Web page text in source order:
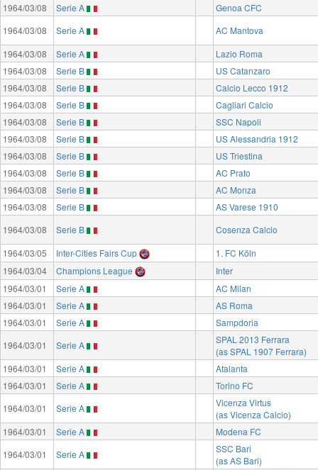
1964/03/08
Serie A
Genoa CFC
1964/03/08
Serie A
AC Mantova
1964/03/08
Serie A
Lazio Roma
1964/03/08
Serie B
US Catanzaro
1964/03/08
Serie B
Calcio Lecco 1912
1964/03/08
Serie B
Cagliari Calcio
1964/03/08
Serie B
SSC Napoli
1964/03/08
Serie B
US Alessandria 1912
1964/03/08
Serie B
US Triestina
1964/03/08
Serie B
AC Prato
1964/03/08
Serie B
AC Monza
1964/03/08
Serie B
AS Varese 1910
1964/03/08
Serie B
Cosenza Calcio
1964/03/05
Inter-Cities Fairs Cup
1. FC Köln
1964/03/04
Champions League
Inter
1964/03/01
Serie A
AC Milan
1964/03/01
Serie A
AS Roma
1964/03/01
Serie A
Sampdoria
1964/03/01
Serie A
SPAL 2013 Ferrara
(as SPAL 1907 Ferrara)
1964/03/01
Serie A
Atalanta
1964/03/01
Serie A
Torino FC
1964/03/01
Serie A
Vicenza Virtus
(as Vicenza Calcio)
1964/03/01
Serie A
Modena FC
1964/03/01
Serie A
SSC Bari
(as AS Bari)